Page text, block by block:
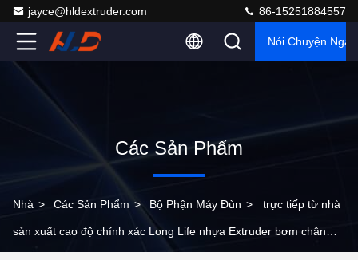
jayce@hldextruder.com 86-15251884557
Nói Chuyện Ngay.
Các Sản Phẩm
Nhà > Các Sản Phẩm > Bộ Phận Máy Đùn > trực tiếp từ nhà
sản xuất cao độ chính xác Long Life nhựa Extruder bơm chân